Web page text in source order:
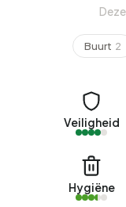
Buurt 2
Veiligheid
Hygiëne